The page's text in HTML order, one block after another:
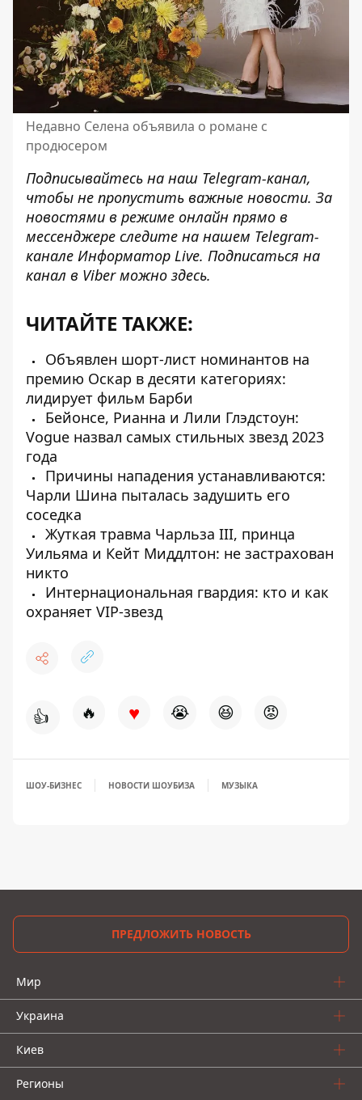
Недавно Селена объявила о романе с
продюсером
Подписывайтесь на наш Telegram-канал,
чтобы не пропустить важные новости. За
новостями в режиме онлайн прямо в
мессенджере следите на нашем Telegram-
канале Информатор Live. Подписаться на
канал в Viber можно здесь.
ЧИТАЙТЕ ТАКЖЕ:
Объявлен шорт-лист номинантов на
премию Оскар в десяти категориях:
лидирует фильм Барби
Бейонсе, Рианна и Лили Глэдстоун:
Vogue назвал самых стильных звезд 2023
года
Причины нападения устанавливаются:
Чарли Шина пыталась задушить его
соседка
Жуткая травма Чарльза III, принца
Уильяма и Кейт Миддлтон: не застрахован
никто
Интернациональная гвардия: кто и как
охраняет VIP-звезд
👍 🔥 ♥ 😭 😆 😡
ШОУ-БИЗНЕС НОВОСТИ ШОУБИЗА МУЗЫКА
ПРЕДЛОЖИТЬ НОВОСТЬ
Мир
Украина
Киев
Регионы